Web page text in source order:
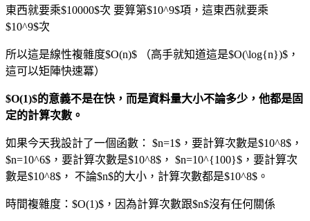
東西就要乘$10000$次 要算第$10^9$項，這東西就要乘
$10^9$次
所以這是線性複雜度$O(n)$ （高手就知道這是$O(\log{n})$，
這可以矩陣快速冪）
$O(1)$的意義不是在快，而是資料量大小不論多少，他都是固
定的計算次數。
如果今天我設計了一個函數： $n=1$，要計算次數是$10^8$，
$n=10^6$，要計算次數是$10^8$， $n=10^{100}$，要計算次
數是$10^8$， 不論$n$的大小，計算次數都是$10^8$。
時間複雜度：$O(1)$，因為計算次數跟$n$沒有任何關係